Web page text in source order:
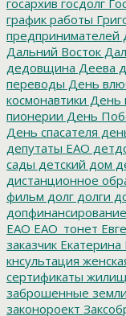
госархив госдолг
график работы
предпринимателей
Дальний Восток
дедовщина Деева
переводы День
космонавтики День
пионерии День
День спасателя
депутаты ЕАО
сады детский дом
дистанционное
фильм долг долги
допфинансирование
ЕАО ЕАО_тонет
заказчик
кнсультация
сертификаты
заброшенные земли
законороект